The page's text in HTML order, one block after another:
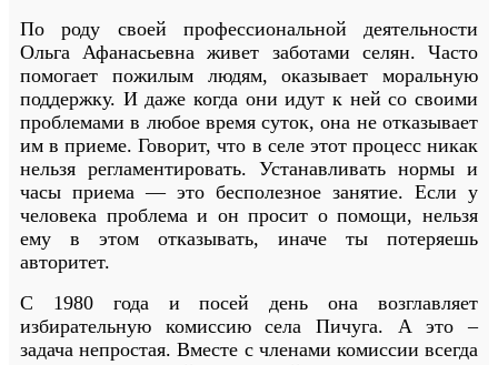
По роду своей профессиональной деятельности
Ольга Афанасьевна живет заботами селян. Часто
помогает пожилым людям, оказывает моральную
поддержку. И даже когда они идут к ней со своими
проблемами в любое время суток, она не отказывает
им в приеме. Говорит, что в селе этот процесс никак
нельзя регламентировать. Устанавливать нормы и
часы приема — это бесполезное занятие. Если у
человека проблема и он просит о помощи, нельзя
ему в этом отказывать, иначе ты потеряешь
авторитет.
С 1980 года и посей день она возглавляет
избирательную комиссию села Пичуга. А это –
задача непростая. Вместе с членами комиссии всегда